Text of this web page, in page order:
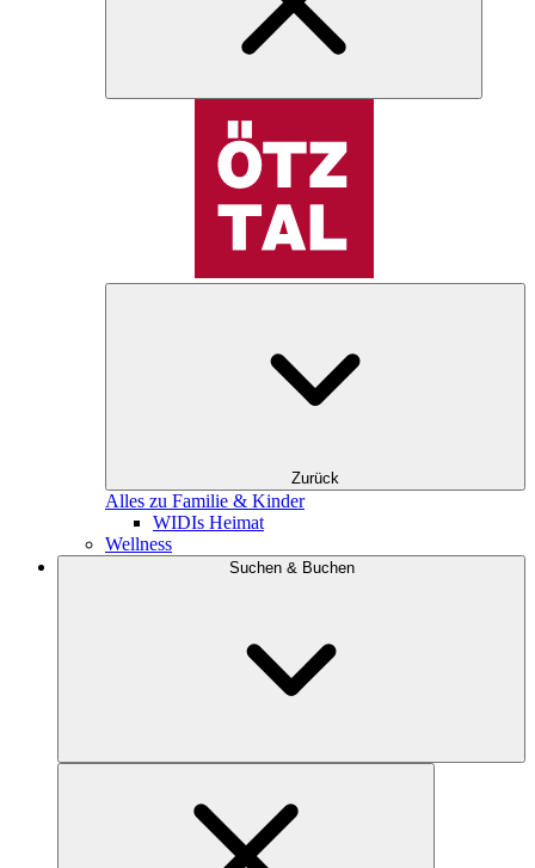
Zurück
Alles zu Familie & Kinder
WIDIs Heimat
Wellness
Suchen & Buchen